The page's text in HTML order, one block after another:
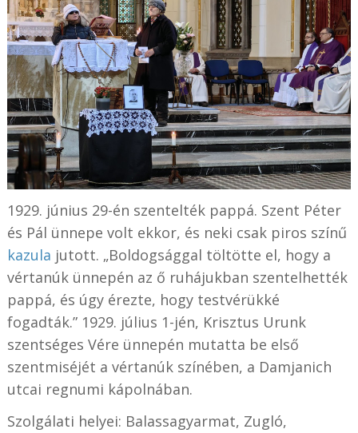
1929. június 29-én szentelték pappá. Szent Péter
és Pál ünnepe volt ekkor, és neki csak piros színű
kazula jutott. „Boldogsággal töltötte el, hogy a
vértanúk ünnepén az ő ruhájukban szentelhették
pappá, és úgy érezte, hogy testvérükké
fogadták.” 1929. július 1-jén, Krisztus Urunk
szentséges Vére ünnepén mutatta be első
szentmiséjét a vértanúk színében, a Damjanich
utcai regnumi kápolnában.
Szolgálati helyei: Balassagyarmat, Zugló,